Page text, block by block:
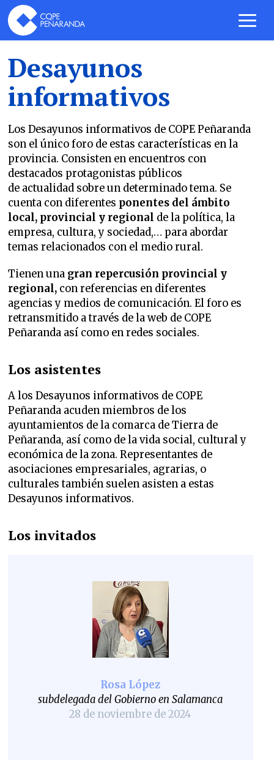
Desayunos
informativos
Los Desayunos informativos de COPE Peñaranda
son el único foro de estas características en la
provincia. Consisten en encuentros con
destacados protagonistas públicos
de actualidad sobre un determinado tema. Se
cuenta con diferentes ponentes del ámbito
local, provincial y regional de la política, la
empresa, cultura, y sociedad,… para abordar
temas relacionados con el medio rural.
Tienen una gran repercusión provincial y
regional, con referencias en diferentes
agencias y medios de comunicación. El foro es
retransmitido a través de la web de COPE
Peñaranda así como en redes sociales.
Los asistentes
A los Desayunos informativos de COPE
Peñaranda acuden miembros de los
ayuntamientos de la comarca de Tierra de
Peñaranda, así como de la vida social, cultural y
económica de la zona. Representantes de
asociaciones empresariales, agrarias, o
culturales también suelen asisten a estas
Desayunos informativos.
Los invitados
Rosa López
subdelegada del Gobierno en Salamanca
28 de noviembre de 2024